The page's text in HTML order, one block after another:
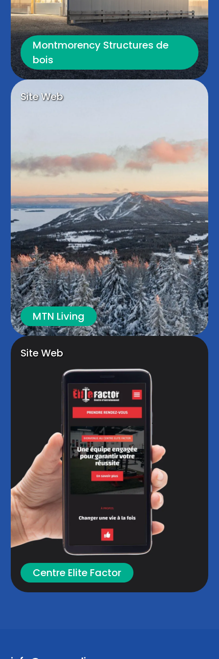
Marketing
Afficher les détails
Refuser
Montmorency Structures de
bois
Site Web
MTN Living
Site Web
Centre Elite Factor